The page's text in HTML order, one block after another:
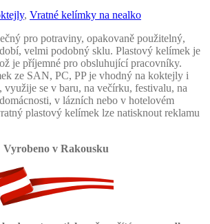
, Vratné kelímky na nealko
pro potraviny, opakovaně použitelný,
velmi podobný sklu. Plastový kelímek je
je příjemné pro obsluhující pracovníky.
ze SAN, PC, PP je vhodný na koktejly i
využije se v baru, na večírku, festivalu, na
v lázních nebo v hotelovém
plastový kelímek lze natisknout reklamu
Vyrobeno v Rakousku